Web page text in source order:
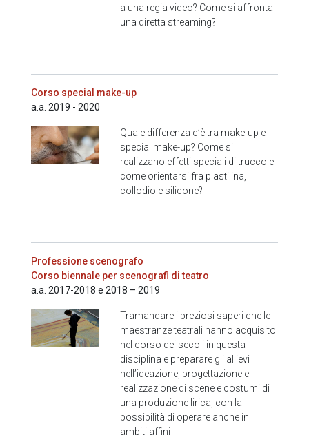
a una regia video? Come si affronta
una diretta streaming?
Corso special make-up
a.a. 2019 - 2020
Quale differenza c’è tra make-up e
special make-up? Come si
realizzano effetti speciali di trucco e
come orientarsi fra plastilina,
collodio e silicone?
Professione scenografo
Corso biennale per scenografi di teatro
a.a. 2017-2018 e 2018 – 2019
Tramandare i preziosi saperi che le
maestranze teatrali hanno acquisito
nel corso dei secoli in questa
disciplina e preparare gli allievi
nell’ideazione, progettazione e
realizzazione di scene e costumi di
una produzione lirica, con la
possibilità di operare anche in
ambiti affini